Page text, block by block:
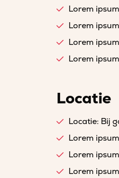
Lorem
Lorem
Lorem
Lorem
Locatie
Locatie: Bij
Lorem
Lorem
Lorem